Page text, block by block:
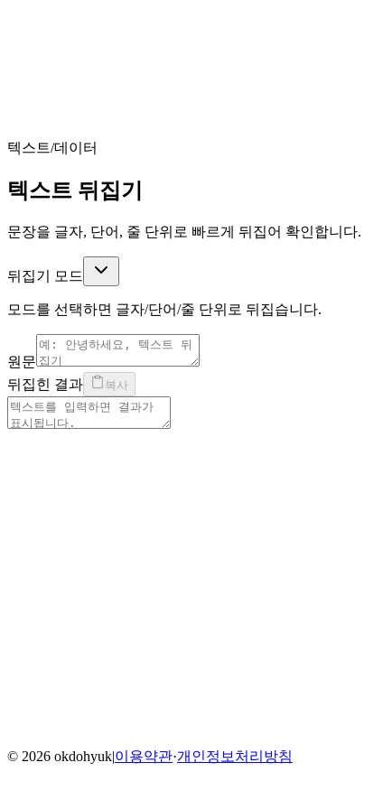
텍스트/데이터
텍스트 뒤집기
문장을 글자, 단어, 줄 단위로 빠르게 뒤집어 확인합니다.
뒤집기 모드
모드를 선택하면 글자/단어/줄 단위로 뒤집습니다.
원문
뒤집힌 결과
복사
© 2026 okdohyuk|이용약관·개인정보처리방침